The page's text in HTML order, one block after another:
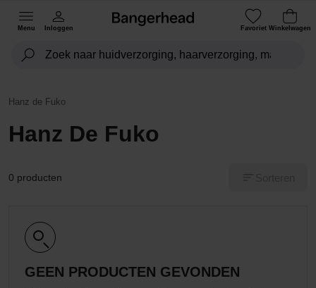
Menu Inloggen Favoriet Winkelwagen
Hanz de Fuko
Hanz De Fuko
0 producten
GEEN PRODUCTEN GEVONDEN